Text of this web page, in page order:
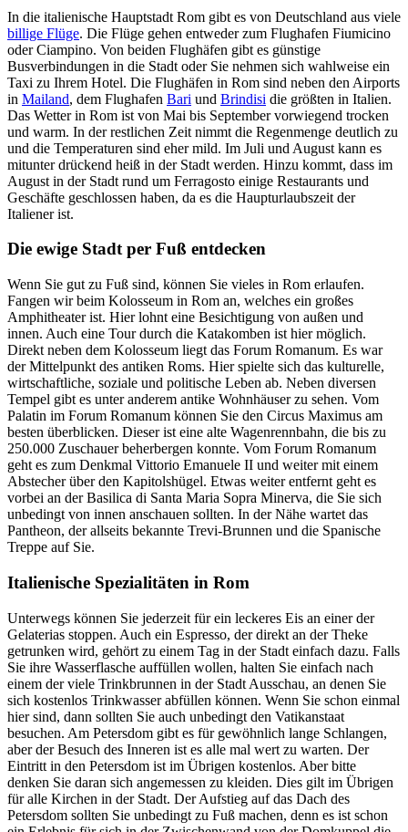
In die italienische Hauptstadt Rom gibt es von Deutschland aus viele
billige Flüge. Die Flüge gehen entweder zum Flughafen Fiumicino
oder Ciampino. Von beiden Flughäfen gibt es günstige
Busverbindungen in die Stadt oder Sie nehmen sich wahlweise ein
Taxi zu Ihrem Hotel. Die Flughäfen in Rom sind neben den Airports
in Mailand, dem Flughafen Bari und Brindisi die größten in Italien.
Das Wetter in Rom ist von Mai bis September vorwiegend trocken
und warm. In der restlichen Zeit nimmt die Regenmenge deutlich zu
und die Temperaturen sind eher mild. Im Juli und August kann es
mitunter drückend heiß in der Stadt werden. Hinzu kommt, dass im
August in der Stadt rund um Ferragosto einige Restaurants und
Geschäfte geschlossen haben, da es die Haupturlaubszeit der
Italiener ist.
Die ewige Stadt per Fuß entdecken
Wenn Sie gut zu Fuß sind, können Sie vieles in Rom erlaufen.
Fangen wir beim Kolosseum in Rom an, welches ein großes
Amphitheater ist. Hier lohnt eine Besichtigung von außen und
innen. Auch eine Tour durch die Katakomben ist hier möglich.
Direkt neben dem Kolosseum liegt das Forum Romanum. Es war
der Mittelpunkt des antiken Roms. Hier spielte sich das kulturelle,
wirtschaftliche, soziale und politische Leben ab. Neben diversen
Tempel gibt es unter anderem antike Wohnhäuser zu sehen. Vom
Palatin im Forum Romanum können Sie den Circus Maximus am
besten überblicken. Dieser ist eine alte Wagenrennbahn, die bis zu
250.000 Zuschauer beherbergen konnte. Vom Forum Romanum
geht es zum Denkmal Vittorio Emanuele II und weiter mit einem
Abstecher über den Kapitolshügel. Etwas weiter entfernt geht es
vorbei an der Basilica di Santa Maria Sopra Minerva, die Sie sich
unbedingt von innen anschauen sollten. In der Nähe wartet das
Pantheon, der allseits bekannte Trevi-Brunnen und die Spanische
Treppe auf Sie.
Italienische Spezialitäten in Rom
Unterwegs können Sie jederzeit für ein leckeres Eis an einer der
Gelaterias stoppen. Auch ein Espresso, der direkt an der Theke
getrunken wird, gehört zu einem Tag in der Stadt einfach dazu. Falls
Sie ihre Wasserflasche auffüllen wollen, halten Sie einfach nach
einem der viele Trinkbrunnen in der Stadt Ausschau, an denen Sie
sich kostenlos Trinkwasser abfüllen können. Wenn Sie schon einmal
hier sind, dann sollten Sie auch unbedingt den Vatikanstaat
besuchen. Am Petersdom gibt es für gewöhnlich lange Schlangen,
aber der Besuch des Inneren ist es alle mal wert zu warten. Der
Eintritt in den Petersdom ist im Übrigen kostenlos. Aber bitte
denken Sie daran sich angemessen zu kleiden. Dies gilt im Übrigen
für alle Kirchen in der Stadt. Der Aufstieg auf das Dach des
Petersdom sollten Sie unbedingt zu Fuß machen, denn es ist schon